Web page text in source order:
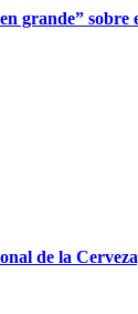
grande” sobre
de la